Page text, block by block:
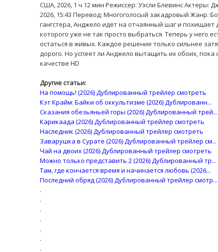
США, 2026, 1 ч 12 мин Режиссер: Уэсли Блевинс Актеры:
2026, 15:43 Перевод: Многоголосый закадровый Жанр:
гангстера, Анджело идёт на отчаянный шаг и
которого уже не так просто выбраться. Теперь у него
остаться в живых. Каждое решение только сильнее
дорого. Но успеет ли Анджело вытащить их обоих,
качестве HD
Другие статьи:
На помощь! (2026) Дублированный трейлер смотреть
Кэт Крайм: Байки об оккультизме (2026) Дублированн...
Сказания обезьяньей горы (2026) Дублированный трей...
Карикаада (2026) Дублированный трейлер смотреть
Наследник (2026) Дублированный трейлер смотреть
Заварушка в Сурате (2026) Дублированный трейлер см...
Чай на двоих (2026) Дублированный трейлер смотреть
Можно только представить 2 (2026) Дублированный тр...
Там, где кончается время и начинается любовь (2026...
Последний обряд (2026) Дублированный трейлер смотр...
.
.
.
.
.
.
.